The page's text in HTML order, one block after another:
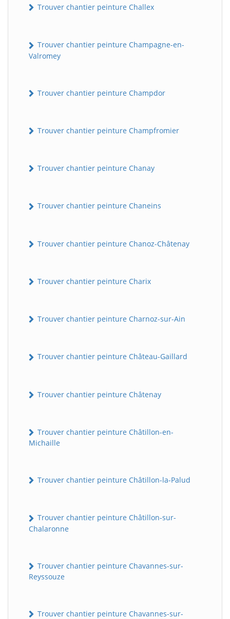
Trouver chantier peinture Challex
Trouver chantier peinture Champagne-en-
Valromey
Trouver chantier peinture Champdor
Trouver chantier peinture Champfromier
Trouver chantier peinture Chanay
Trouver chantier peinture Chaneins
Trouver chantier peinture Chanoz-Châtenay
Trouver chantier peinture Charix
Trouver chantier peinture Charnoz-sur-Ain
Trouver chantier peinture Château-Gaillard
Trouver chantier peinture Châtenay
Trouver chantier peinture Châtillon-en-
Michaille
Trouver chantier peinture Châtillon-la-Palud
Trouver chantier peinture Châtillon-sur-
Chalaronne
Trouver chantier peinture Chavannes-sur-
Reyssouze
Trouver chantier peinture Chavannes-sur-